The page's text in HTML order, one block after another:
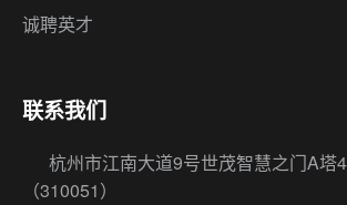
诚聘英才
联系我们
杭州市江南大道9号世茂智慧之门A塔
（310051）